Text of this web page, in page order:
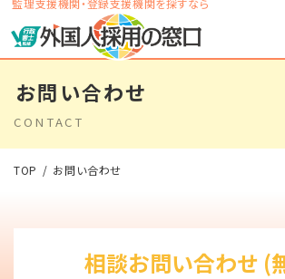
監理支援機関・登録支援機関を探すなら
お問い合わせ
CONTACT
TOP お問い合わせ
相談お問い合わせ (